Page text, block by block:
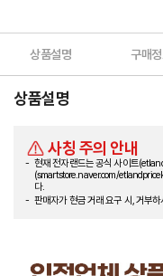
상품설명 구매
상품설명
사칭 주의 안내
현재 전자랜드는 공식 사이트
(smartstore.naver.com/
다.
판매자가 현금 거래 요구 시, 거부